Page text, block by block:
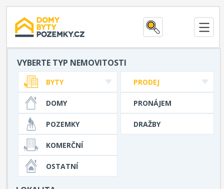
VYBERTE TYP NEMOVITOSTI
PRODEJ
PRONÁJEM
DRAŽBY
BYTY
DOMY
POZEMKY
KOMERČNÍ
OSTATNÍ